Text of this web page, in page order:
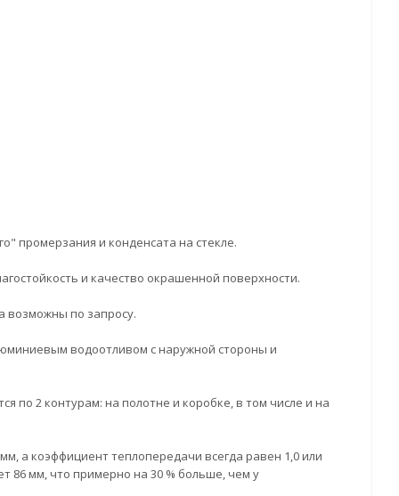
промерзания и конденсата на стекле.
и качество окрашенной поверхности.
возможны по запросу.
водоотливом с наружной стороны и
по 2 контурам: на полотне и коробке, в том числе и на
а коэффициент теплопередачи всегда равен 1,0 или
86 мм, что примерно на 30 % больше, чем у